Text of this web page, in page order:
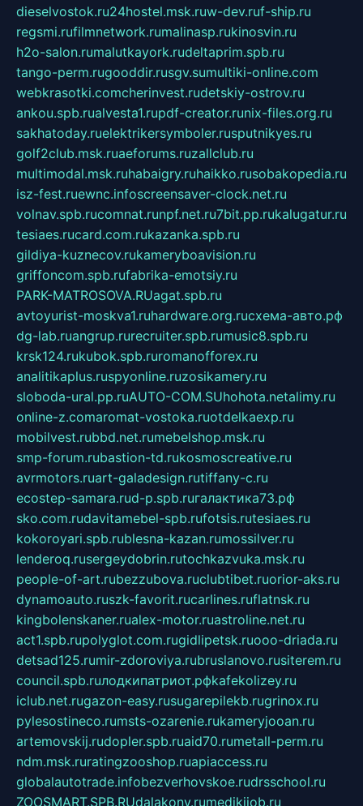
dieselvostok.ru24hostel.msk.ruw-dev.ruf-ship.ru
regsmi.rufilmnetwork.rumalinasp.rukinosvin.ru
h2o-salon.rumalutkayork.rudeltaprim.spb.ru
tango-perm.rugooddir.rusgv.sumultiki-online.com
webkrasotki.comcherinvest.rudetskiy-ostrov.ru
ankou.spb.rualvesta1.rupdf-creator.runix-files.org.ru
sakhatoday.ruelektrikersymboler.rusputnikyes.ru
golf2club.msk.ruaeforums.ruzallclub.ru
multimodal.msk.ruhabaigry.ruhaikko.rusobakopedia.ru
isz-fest.ruewnc.infoscreensaver-clock.net.ru
volnav.spb.rucomnat.runpf.net.ru7bit.pp.rukalugatur.ru
tesiaes.rucard.com.rukazanka.spb.ru
gildiya-kuznecov.rukameryboavision.ru
griffoncom.spb.rufabrika-emotsiy.ru
PARK-MATROSOVA.RUagat.spb.ru
avtoyurist-moskva1.ruhardware.org.ruсхема-авто.рф
dg-lab.ruangrup.rurecruiter.spb.rumusic8.spb.ru
krsk124.rukubok.spb.ruromanofforex.ru
analitikaplus.ruspyonline.ruzosikamery.ru
sloboda-ural.pp.ruAUTO-COM.SUhohota.netalimy.ru
online-z.comaromat-vostoka.ruotdelkaexp.ru
mobilvest.rubbd.net.rumebelshop.msk.ru
smp-forum.rubastion-td.rukosmoscreative.ru
avrmotors.ruart-galadesign.rutiffany-c.ru
ecostep-samara.rud-p.spb.ruгалактика73.рф
sko.com.rudavitamebel-spb.rufotsis.rutesiaes.ru
kokoroyari.spb.rublesna-kazan.rumossilver.ru
lenderoq.rusergeydobrin.rutochkazvuka.msk.ru
people-of-art.rubezzubova.ruclubtibet.ruorior-aks.ru
dynamoauto.ruszk-favorit.rucarlines.ruflatnsk.ru
kingbolenskaner.rualex-motor.ruastroline.net.ru
act1.spb.rupolyglot.com.rugidlipetsk.ruooo-driada.ru
detsad125.rumir-zdoroviya.rubruslanovo.rusiterem.ru
council.spb.ruлодкипатриот.рфkafekolizey.ru
iclub.net.rugazon-easy.rusugarepilekb.rugrinox.ru
pylesostineco.rumsts-ozarenie.rukameryjooan.ru
artemovskij.rudopler.spb.ruaid70.rumetall-perm.ru
ndm.msk.ruratingzooshop.ruapiaccess.ru
globalautotrade.infobezverhovskoe.rudrsschool.ru
ZOOSMART.SPB.RUdalakony.rumedikijob.ru